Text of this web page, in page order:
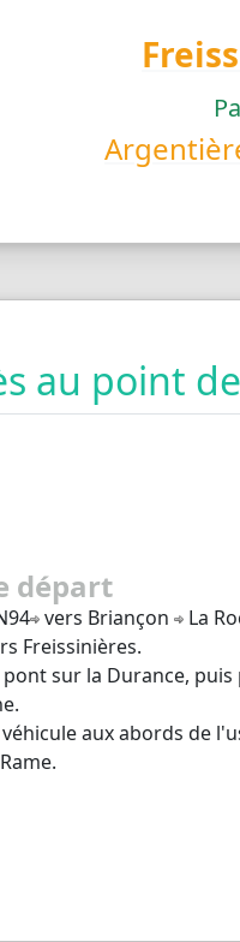
au point
départ
vers Briançon La
Freissinières.
sur la Durance,
aux abords de